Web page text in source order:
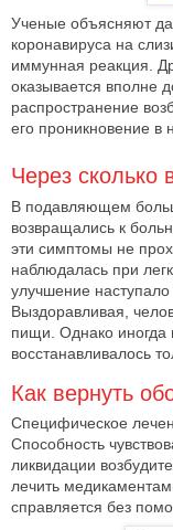
Ученые объясняют
коронавируса на
иммунная реакция.
оказывается вполне
распространение
его проникновение в
Через сколько
В подавляющем
возвращались к
эти симптомы не
наблюдалась при
улучшение
Выздоравливая,
пищи. Однако иногда
восстанавливалось
Как вернуть
Специфическое
Способность
ликвидации
лечить
справляется без